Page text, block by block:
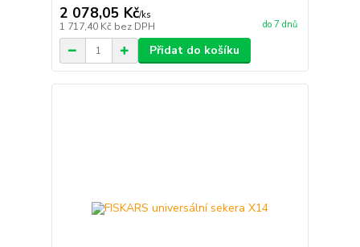
2 078,05 Kč/ks
1 717,40 Kč bez DPH do 7 dnů
Přidat do košíku